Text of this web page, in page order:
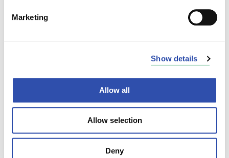
Marketing
Show details
Allow all
Allow selection
Deny